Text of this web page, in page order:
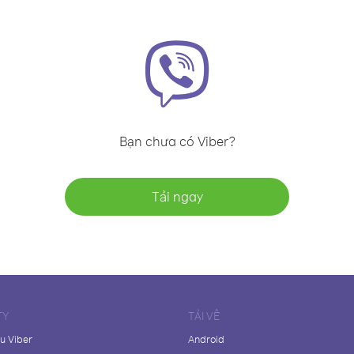
Bạn chưa có Viber?
Tải ngay
Viber
TẢI VỀ
Android